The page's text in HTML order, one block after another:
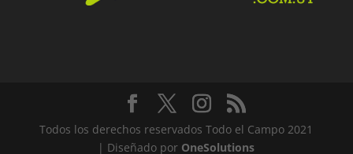
Todos los derechos reservados Todo el Campo 2021
| Diseñado por OneSolutions